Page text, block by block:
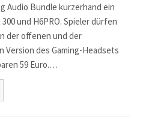
Audio Bundle kurzerhand ein
300 und H6PRO. Spieler dürfen
der offenen und der
Version des Gaming-Headsets
59 Euro.…